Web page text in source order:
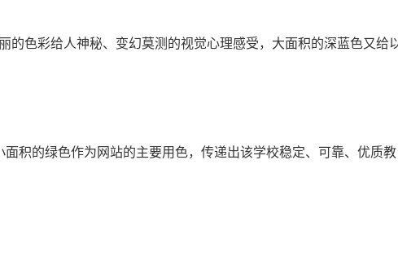
的色彩给人神秘、变幻莫测的视觉心理感受，大面积的深蓝色又给
积的绿色作为网站的主要用色，传递出该学校稳定、可靠、优质教